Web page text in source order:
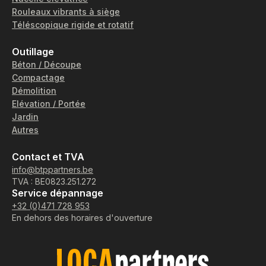
Rouleaux vibrants à siège
Téléscopique rigide et rotatif
Outillage
Béton / Découpe
Compactage
Démolition
Elévation / Portée
Jardin
Autres
Contact et TVA
info@btppartners.be
TVA : BE0823.251.272
Service dépannage
+32 (0)471 728 953
En dehors des horaires d'ouverture